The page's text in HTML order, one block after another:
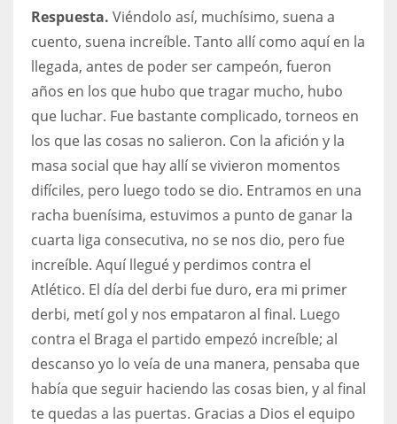
NYG
24
MIA
17
Respuesta. Viéndolo así, muchísimo, suena a
cuento, suena increíble. Tanto allí como aquí en la
llegada, antes de poder ser campeón, fueron
años en los que hubo que tragar mucho, hubo
que luchar. Fue bastante complicado, torneos en
los que las cosas no salieron. Con la afición y la
masa social que hay allí se vivieron momentos
difíciles, pero luego todo se dio. Entramos en una
racha buenísima, estuvimos a punto de ganar la
cuarta liga consecutiva, no se nos dio, pero fue
increíble. Aquí llegué y perdimos contra el
Atlético. El día del derbi fue duro, era mi primer
derbi, metí gol y nos empataron al final. Luego
contra el Braga el partido empezó increíble; al
descanso yo lo veía de una manera, pensaba que
había que seguir haciendo las cosas bien, y al final
te quedas a las puertas. Gracias a Dios el equipo